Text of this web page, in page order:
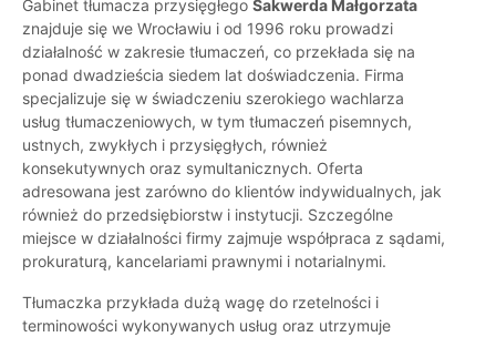
Gabinet tłumacza przysięgłego Sakwerda Małgorzata
znajduje się we Wrocławiu i od 1996 roku prowadzi
działalność w zakresie tłumaczeń, co przekłada się na
ponad dwadzieścia siedem lat doświadczenia. Firma
specjalizuje się w świadczeniu szerokiego wachlarza
usług tłumaczeniowych, w tym tłumaczeń pisemnych,
ustnych, zwykłych i przysięgłych, również
konsekutywnych oraz symultanicznych. Oferta
adresowana jest zarówno do klientów indywidualnych, jak
również do przedsiębiorstw i instytucji. Szczególne
miejsce w działalności firmy zajmuje współpraca z sądami,
prokuraturą, kancelariami prawnymi i notarialnymi.
Tłumaczka przykłada dużą wagę do rzetelności i
terminowości wykonywanych usług oraz utrzymuje